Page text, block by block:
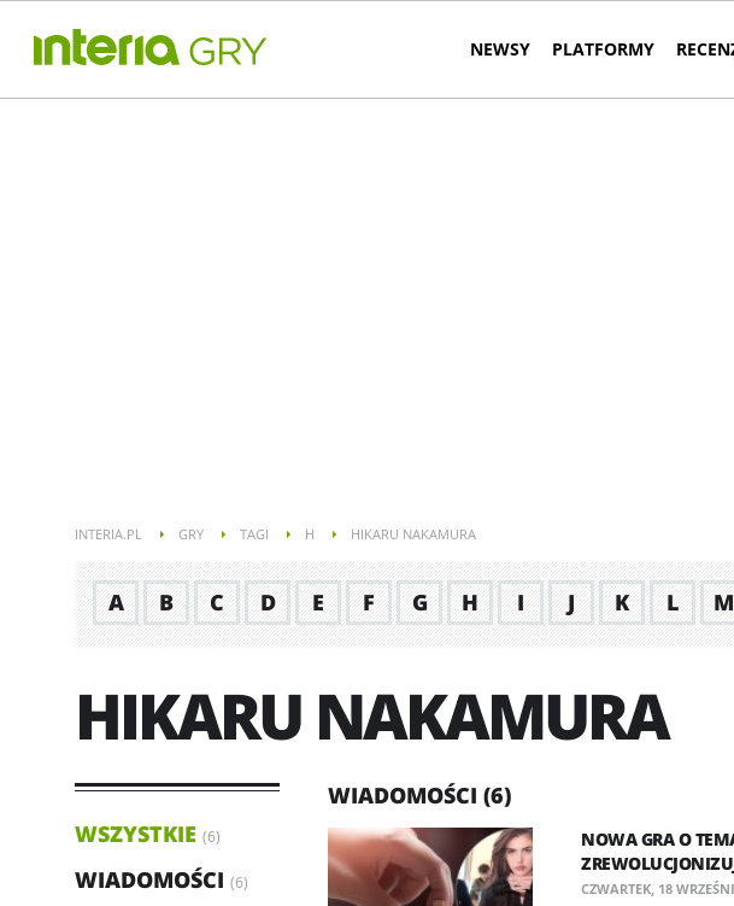
NEWSY PLATFORMY
INTERIA.PL GRY TAGI H HIKARU NAKAMURA
A B C D E F G H I J K L M
HIKARU NAKAMURA
WSZYSTKIE (6)
WIADOMOŚCI (6)
WIADOMOŚCI (6)
NOWA GRA O
CZWARTEK, 18